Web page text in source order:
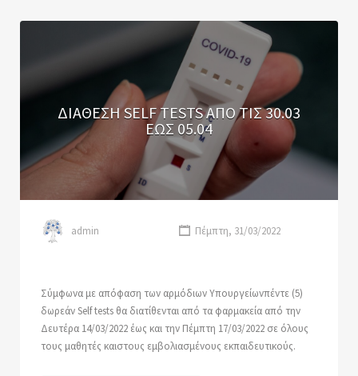
ΔΙΑΘΕΣΗ SELF TESTS ΑΠΟ ΤΙΣ 30.03
ΕΩΣ 05.04
admin Πέμπτη, 31/03/2022
Σύμφωνα με απόφαση των αρμόδιων Υπουργείωνπέντε (5)
δωρεάν Self tests θα διατίθενται από τα φαρμακεία από την
Δευτέρα 14/03/2022 έως και την Πέμπτη 17/03/2022 σε όλους
τους μαθητές καιστους εμβολιασμένους εκπαιδευτικούς.